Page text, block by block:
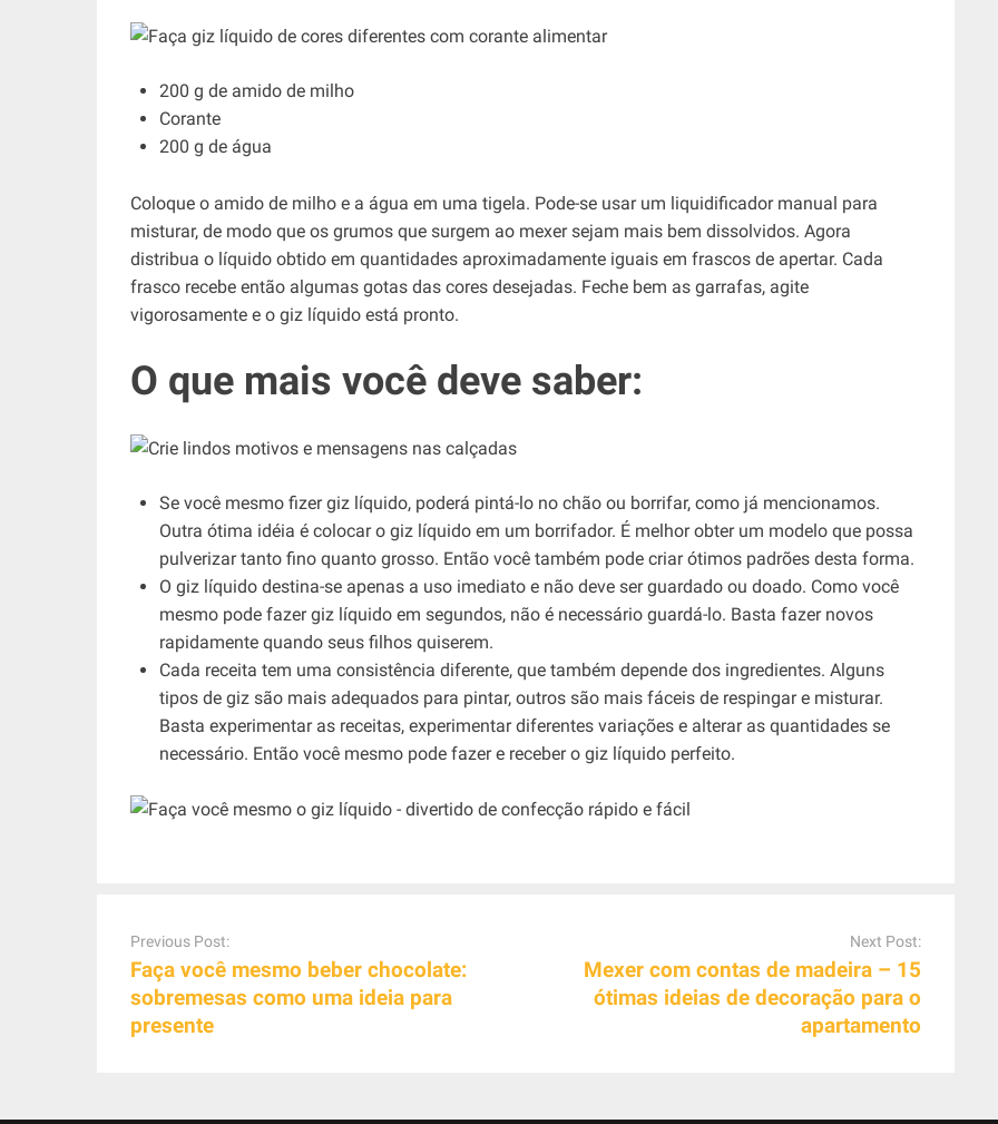
200 g de amido de milho
Corante
200 g de água
Coloque o amido de milho e a água em uma tigela. Pode-se usar um liquidificador manual para
misturar, de modo que os grumos que surgem ao mexer sejam mais bem dissolvidos. Agora
distribua o líquido obtido em quantidades aproximadamente iguais em frascos de apertar. Cada
frasco recebe então algumas gotas das cores desejadas. Feche bem as garrafas, agite
vigorosamente e o giz líquido está pronto.
O que mais você deve saber:
Se você mesmo fizer giz líquido, poderá pintá-lo no chão ou borrifar, como já mencionamos.
Outra ótima idéia é colocar o giz líquido em um borrifador. É melhor obter um modelo que possa
pulverizar tanto fino quanto grosso. Então você também pode criar ótimos padrões desta forma.
O giz líquido destina-se apenas a uso imediato e não deve ser guardado ou doado. Como você
mesmo pode fazer giz líquido em segundos, não é necessário guardá-lo. Basta fazer novos
rapidamente quando seus filhos quiserem.
Cada receita tem uma consistência diferente, que também depende dos ingredientes. Alguns
tipos de giz são mais adequados para pintar, outros são mais fáceis de respingar e misturar.
Basta experimentar as receitas, experimentar diferentes variações e alterar as quantidades se
necessário. Então você mesmo pode fazer e receber o giz líquido perfeito.
Previous Post:
Faça você mesmo beber chocolate:
sobremesas como uma ideia para
presente
Next Post:
Mexer com contas de madeira – 15
ótimas ideias de decoração para o
apartamento